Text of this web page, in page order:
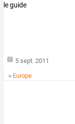
5 sept. 2011
» Europe